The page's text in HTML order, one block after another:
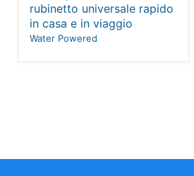
rubinetto universale rapido
in casa e in viaggio
Water Powered